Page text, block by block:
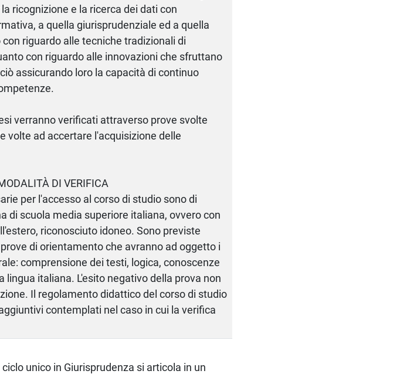
ricognizione e la ricerca dei dati con
a quella giurisprudenziale ed a quella
riguardo alle tecniche tradizionali di
con riguardo alle innovazioni che sfruttano
assicurando loro la capacità di continuo
verranno verificati attraverso prove svolte
volte ad accertare l'acquisizione delle
DI VERIFICA
per l'accesso al corso di studio sono di
di scuola media superiore italiana, ovvero con
riconosciuto idoneo. Sono previste
di orientamento che avranno ad oggetto i
comprensione dei testi, logica, conoscenze
italiana. L'esito negativo della prova non
Il regolamento didattico del corso di studio
contemplati nel caso in cui la verifica
unico in Giurisprudenza si articola in un